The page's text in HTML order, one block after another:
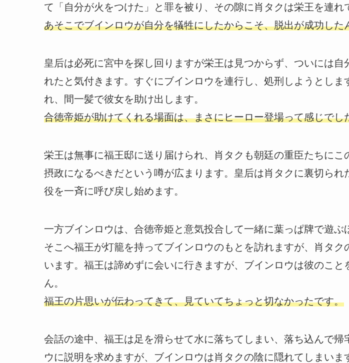
て「自分が火をつけた」と罪を被り、その隙に肖タクは栄王を連れ
あそこでブインロウが自分を犠牲にしたからこそ、脱出が成功した
皇后は必死に宮中を探し回りますが栄王は見つからず、ついには自
れたと気付きます。すぐにブインロウを連行し、処刑しようとしま
れ、間一髪で彼女を助け出します。
合徳帝姫が助けてくれる場面は、まさにヒーロー登場って感じでし
栄王は無事に福王邸に送り届けられ、肖タクも朝廷の重臣たちにこ
摂政になるべきだという噂が広まります。皇后は肖タクに裏切られ
役を一斉に呼び戻し始めます。
一方ブインロウは、合徳帝姫と意気投合して一緒に葉っぱ牌で遊ぶ
そこへ福王が灯籠を持ってブインロウのもとを訪れますが、肖タク
います。福王は諦めずに会いに行きますが、ブインロウは彼のこと
ん。
福王の片思いが伝わってきて、見ていてちょっと切なかったです。
会話の途中、福王は足を滑らせて水に落ちてしまい、落ち込んで帰
ウに説明を求めますが、ブインロウは肖タクの陰に隠れてしまいま